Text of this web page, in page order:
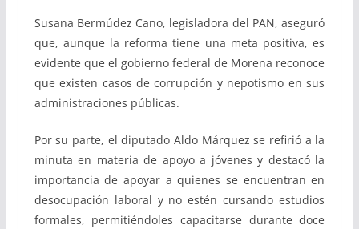
Susana Bermúdez Cano, legisladora del PAN, aseguró
que, aunque la reforma tiene una meta positiva, es
evidente que el gobierno federal de Morena reconoce
que existen casos de corrupción y nepotismo en sus
administraciones públicas.
Por su parte, el diputado Aldo Márquez se refirió a la
minuta en materia de apoyo a jóvenes y destacó la
importancia de apoyar a quienes se encuentran en
desocupación laboral y no estén cursando estudios
formales, permitiéndoles capacitarse durante doce